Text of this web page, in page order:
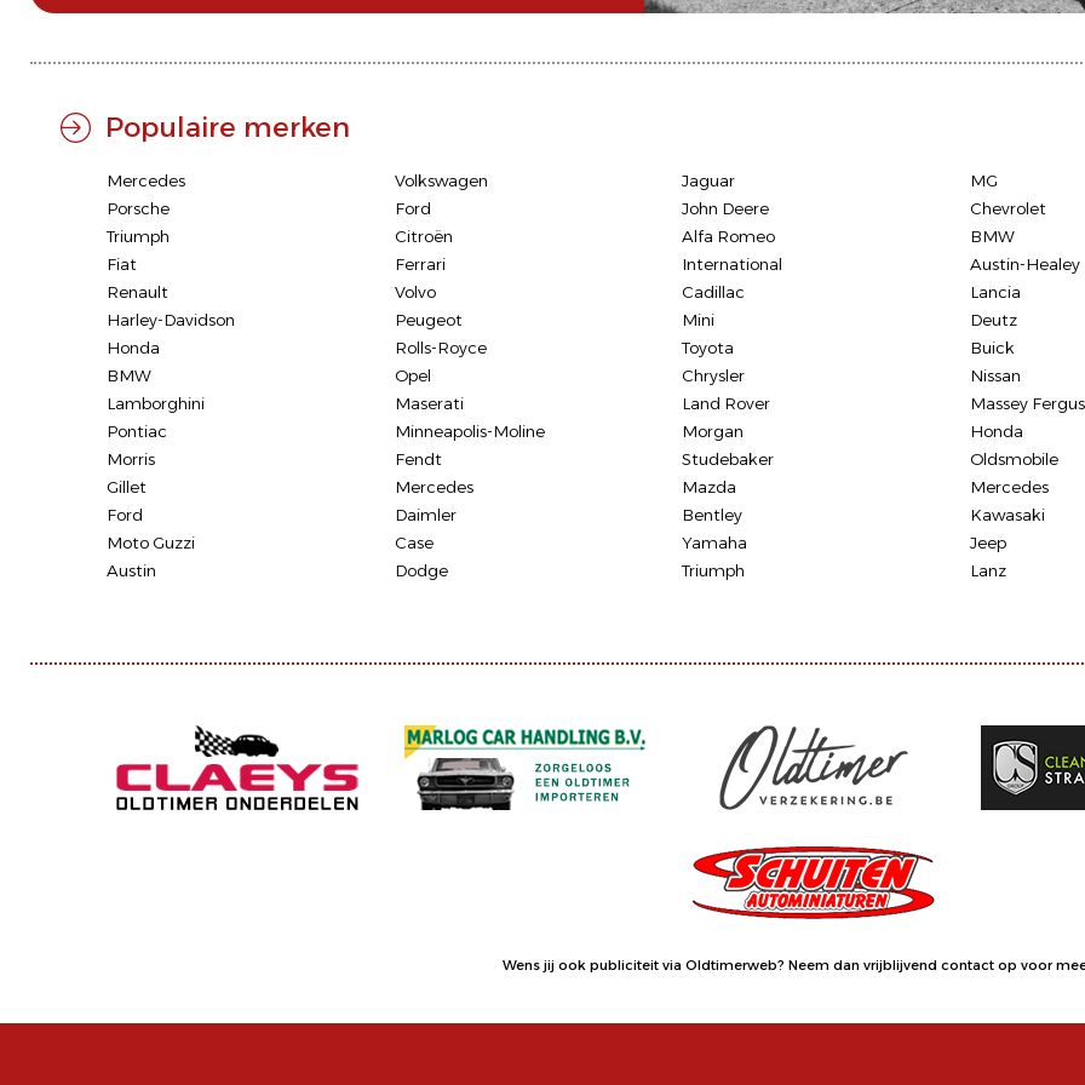
Populaire merken
Mercedes Volkswagen Jaguar
MG
Porsche
Ford John Deere
Chevrolet
Triumph
Citroën Alfa Romeo
BMW
Fiat
Ferrari International
Austin-Healey
Renault
Volvo Cadillac
Lancia
Harley-Davidson
Peugeot Mini
Deutz
Honda
Rolls-Royce Toyota
Buick
BMW
Opel Chrysler
Nissan
Lamborghini
Maserati Land Rover
Massey
Pontiac
Minneapolis-Moline Morgan
Honda
Morris
Fendt Studebaker
Oldsmobile
Gillet
Mercedes Mazda
Mercedes
Ford
Daimler Bentley
Kawasaki
Moto Guzzi
Case Yamaha
Jeep
Austin
Dodge Triumph Lanz
Wens jij ook publiciteit via Oldtimerweb? Neem dan vrijblijvend contact op voor